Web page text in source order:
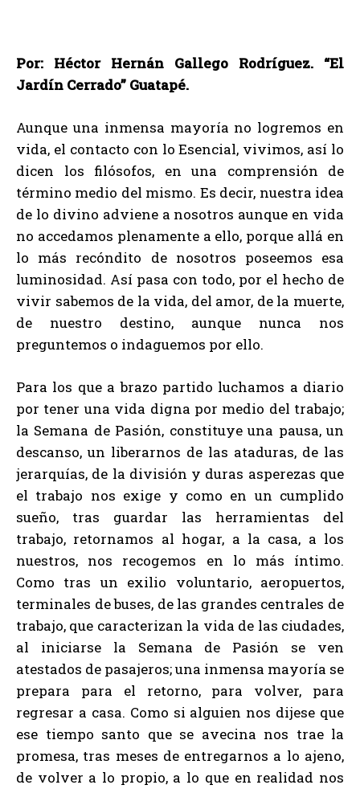
Por: Héctor Hernán Gallego Rodríguez. “El
Jardín Cerrado” Guatapé.
Aunque una inmensa mayoría no logremos en
vida, el contacto con lo Esencial, vivimos, así lo
dicen los filósofos, en una comprensión de
término medio del mismo. Es decir, nuestra idea
de lo divino adviene a nosotros aunque en vida
no accedamos plenamente a ello, porque allá en
lo más recóndito de nosotros poseemos esa
luminosidad. Así pasa con todo, por el hecho de
vivir sabemos de la vida, del amor, de la muerte,
de nuestro destino, aunque nunca nos
preguntemos o indaguemos por ello.
Para los que a brazo partido luchamos a diario
por tener una vida digna por medio del trabajo;
la Semana de Pasión, constituye una pausa, un
descanso, un liberarnos de las ataduras, de las
jerarquías, de la división y duras asperezas que
el trabajo nos exige y como en un cumplido
sueño, tras guardar las herramientas del
trabajo, retornamos al hogar, a la casa, a los
nuestros, nos recogemos en lo más íntimo.
Como tras un exilio voluntario, aeropuertos,
terminales de buses, de las grandes centrales de
trabajo, que caracterizan la vida de las ciudades,
al iniciarse la Semana de Pasión se ven
atestados de pasajeros; una inmensa mayoría se
prepara para el retorno, para volver, para
regresar a casa. Como si alguien nos dijese que
ese tiempo santo que se avecina nos trae la
promesa, tras meses de entregarnos a lo ajeno,
de volver a lo propio, a lo que en realidad nos